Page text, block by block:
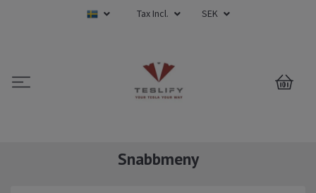
Tax Incl. SEK
0
Snabbmeny